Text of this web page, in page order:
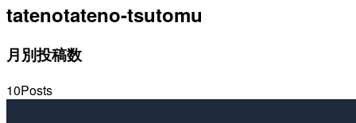
tatenotateno-tsutomu
月別投稿数
10Posts